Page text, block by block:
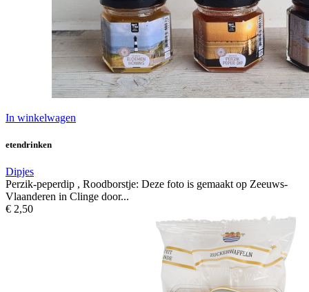
In winkelwagen
etendrinken
Dipjes
Perzik-peperdip , Roodborstje: Deze foto is gemaakt op Zeeuws-
Vlaanderen in Clinge door...
€ 2,50